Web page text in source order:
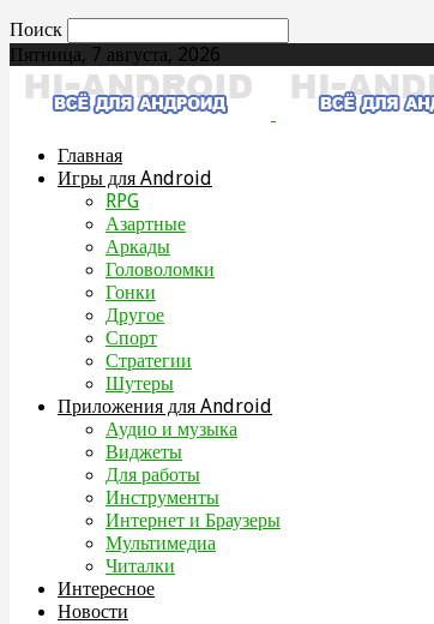
Поиск
Пятница, 7 августа, 2026
Главная
Игры для Android
RPG
Азартные
Аркады
Головоломки
Гонки
Другое
Спорт
Стратегии
Шутеры
Приложения для Android
Аудио и музыка
Виджеты
Для работы
Инструменты
Интернет и Браузеры
Мультимедиа
Читалки
Интересное
Новости